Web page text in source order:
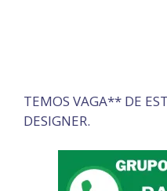
TEMOS VAGA** DE
DESIGNER.